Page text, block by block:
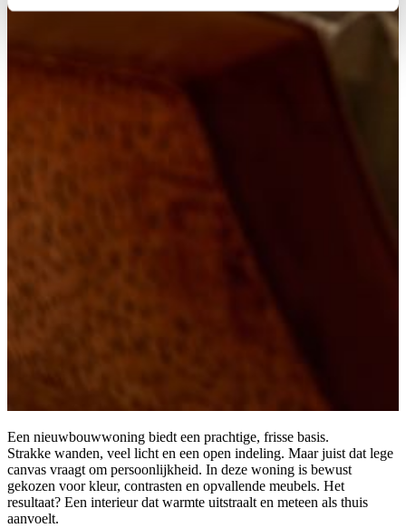
Een nieuwbouwwoning biedt een prachtige, frisse basis.
Strakke wanden, veel licht en een open indeling. Maar juist dat lege
canvas vraagt om persoonlijkheid. In deze woning is bewust
gekozen voor kleur, contrasten en opvallende meubels. Het
resultaat? Een interieur dat warmte uitstraalt en meteen als thuis
aanvoelt.